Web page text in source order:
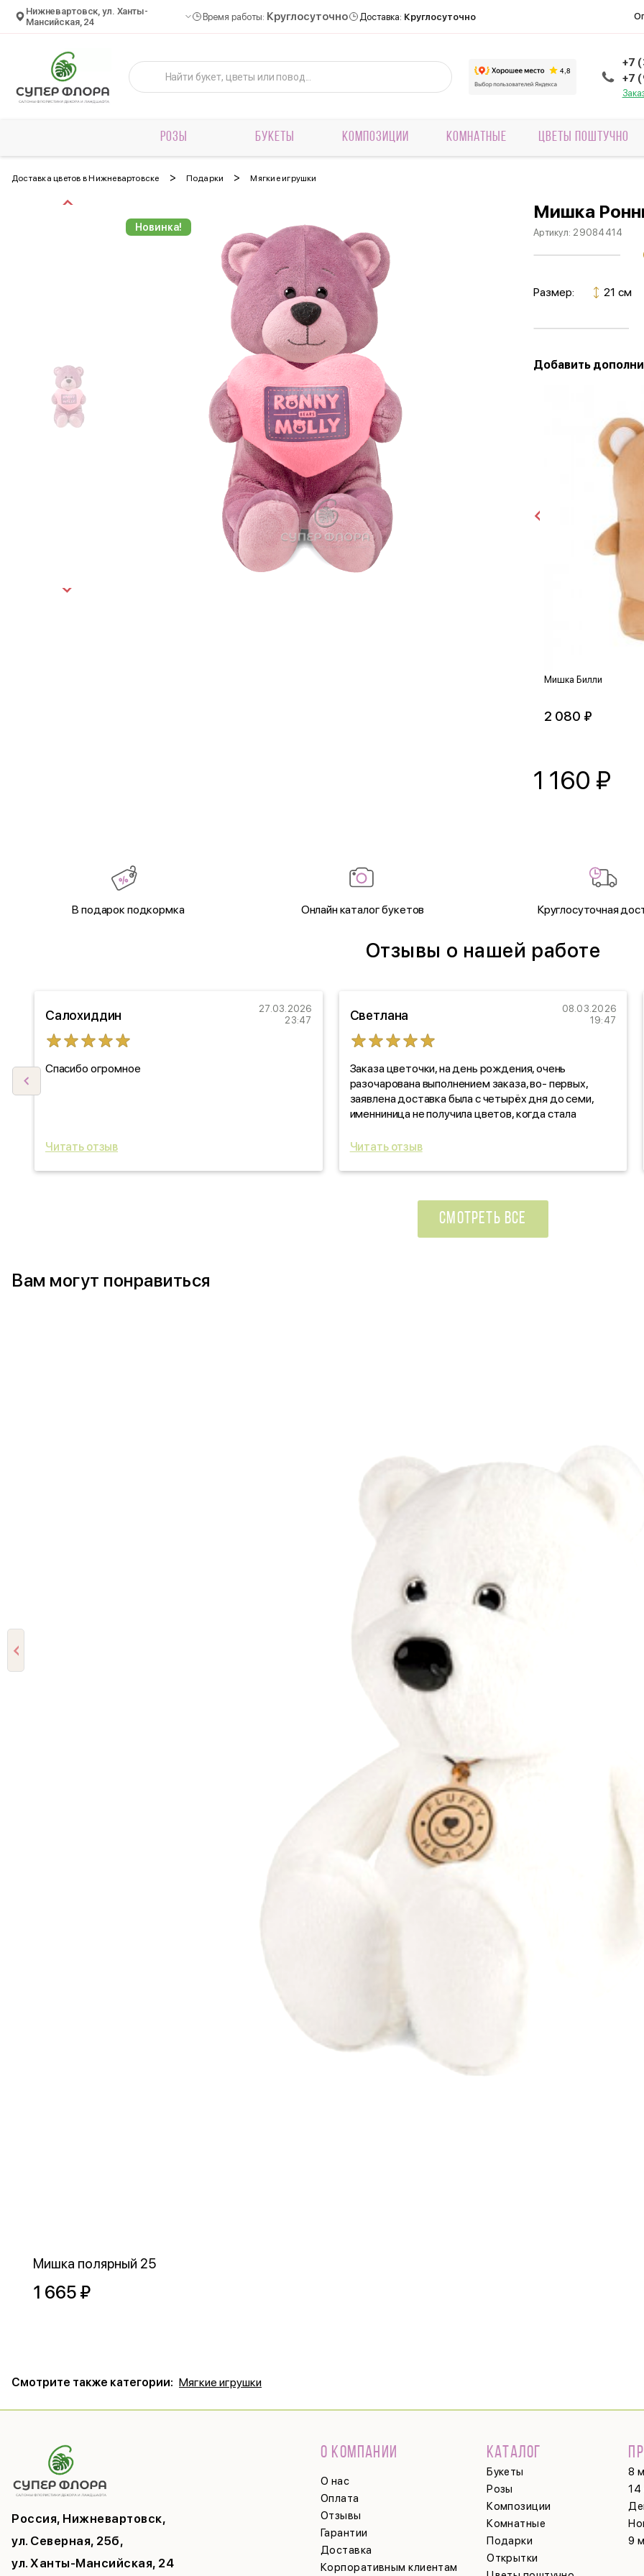
Нижневартовск, ул. Ханты-
Мансийская, 24
Время работы: Круглосуточно Доставка: Круглосуточно
+7
+7
РОЗЫ БУКЕТЫ КОМПОЗИЦИИ КОМНАТНЫЕ ЦВЕТЫ ПОШТУЧНО
Доставка цветов в Нижневартовске > Подарки > Мягкие игрушки
Новинка!
Мишка
Артикул: 29084414
Размер: 21 см
Добавить
Мишка Билли
2 080 ₽
1 160 ₽
В подарок подкормка Онлайн каталог букетов Круглосуточная
Отзывы о нашей работе
Салохиддин
27.03.2026
23:47
Спасибо огромное
Читать отзыв
Светлана
08.03.2026
19:47
Заказа цветочки, на день рождения, очень
разочарована выполнением заказа, во- первых,
заявлена доставка была с четырёх дня до семи,
именниница не получила цветов, когда стала
такое вообще возможно?!!! По качеству цветов,
цветочки, на деле- не свежие, прдмороженные!
поступаете?!!!
Читать отзыв
СМОТРЕТЬ ВСЕ
Вам могут понравиться
Мишка полярный 25
1 665 ₽
Смотрите также категории: Мягкие игрушки
Россия, Нижневартовск,
ул. Северная, 25б,
ул. Ханты-Мансийская, 24
О КОМПАНИИ
О нас
Оплата
Отзывы
Гарантии
Доставка
Корпоративным клиентам
КАТАЛОГ
Букеты
Розы
Композиции
Комнатные
Подарки
Открытки
8
14
9